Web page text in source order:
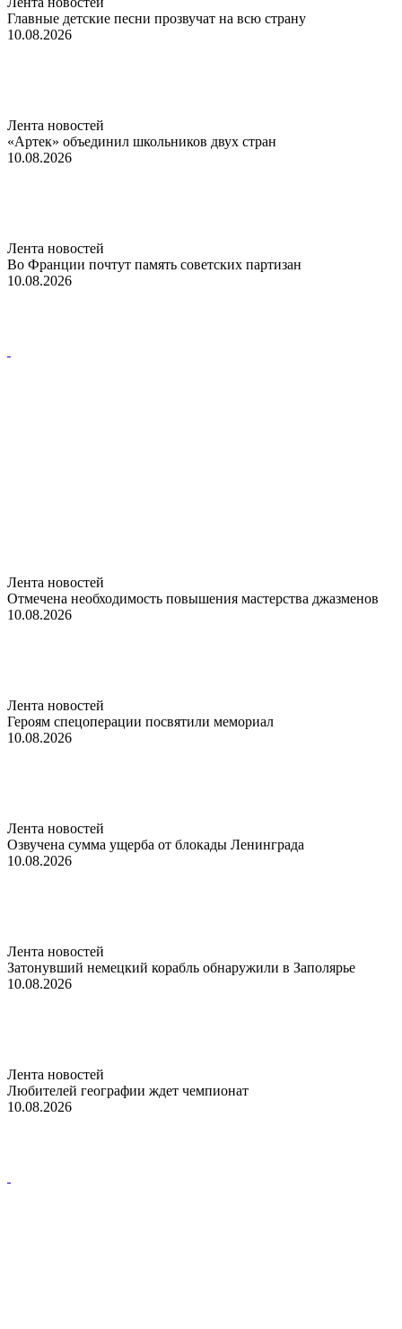
Главные детские песни прозвучат на всю страну
10.08.2026
Лента новостей
«Артек» объединил школьников двух стран
10.08.2026
Лента новостей
Во Франции почтут память советских партизан
10.08.2026
Лента новостей
Отмечена необходимость повышения мастерства джазменов
10.08.2026
Лента новостей
Героям спецоперации посвятили мемориал
10.08.2026
Лента новостей
Озвучена сумма ущерба от блокады Ленинграда
10.08.2026
Лента новостей
Затонувший немецкий корабль обнаружили в Заполярье
10.08.2026
Лента новостей
Любителей географии ждет чемпионат
10.08.2026